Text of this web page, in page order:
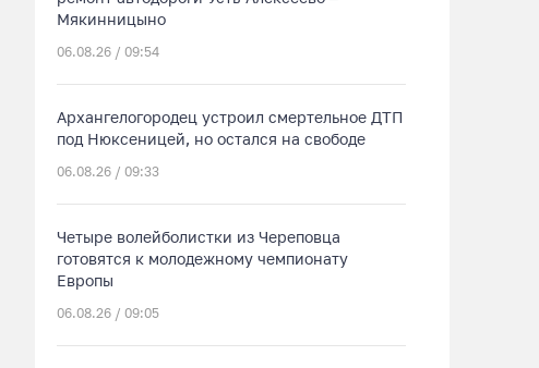
Мякинницыно
06.08.26 / 09:54
Архангелогородец устроил смертельное ДТП
под Нюксеницей, но остался на свободе
06.08.26 / 09:33
Четыре волейболистки из Череповца
готовятся к молодежному чемпионату
Европы
06.08.26 / 09:05